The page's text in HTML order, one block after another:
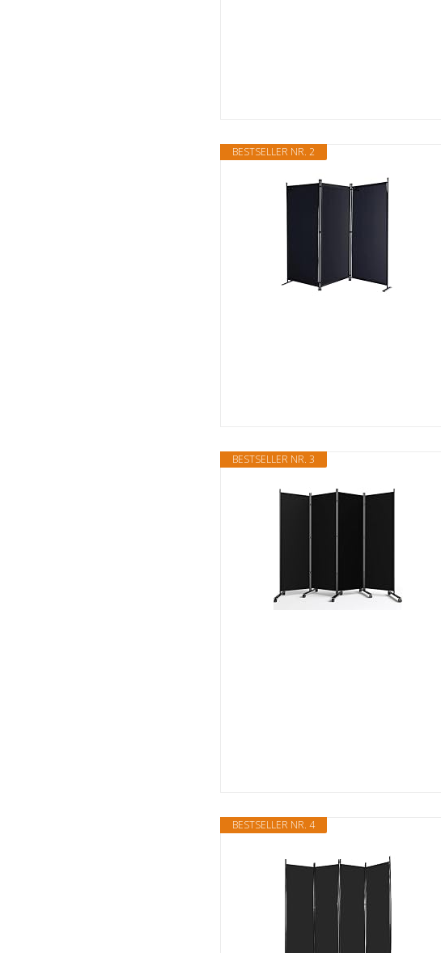
BESTSELLER NR. 2
BESTSELLER NR. 3
BESTSELLER NR. 4